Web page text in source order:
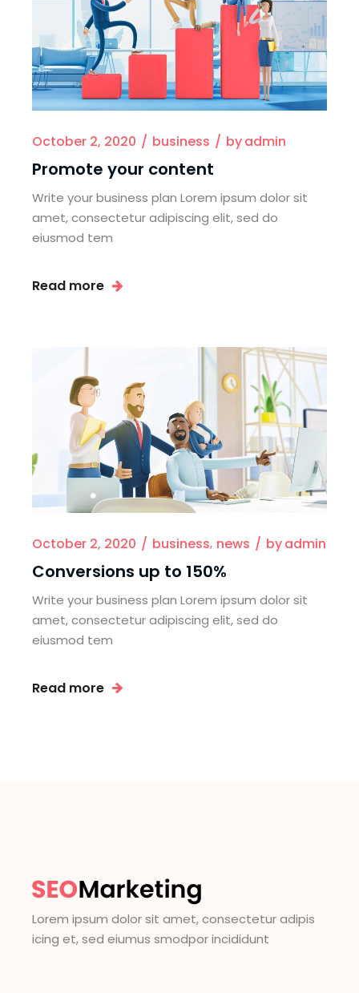
October 2, 2020 business byadmin
Promote your content
Write your business plan Lorem ipsum dolor sit
amet, consectetur adipiscing elit, sed do
eiusmod tem
Read more
October 2, 2020 business news byadmin
Conversions up to 150%
Write your business plan Lorem ipsum dolor sit
amet, consectetur adipiscing elit, sed do
eiusmod tem
Read more
Lorem ipsum dolor sit amet, consectetur adipis
icing et, sed eiumus smodpor incididunt